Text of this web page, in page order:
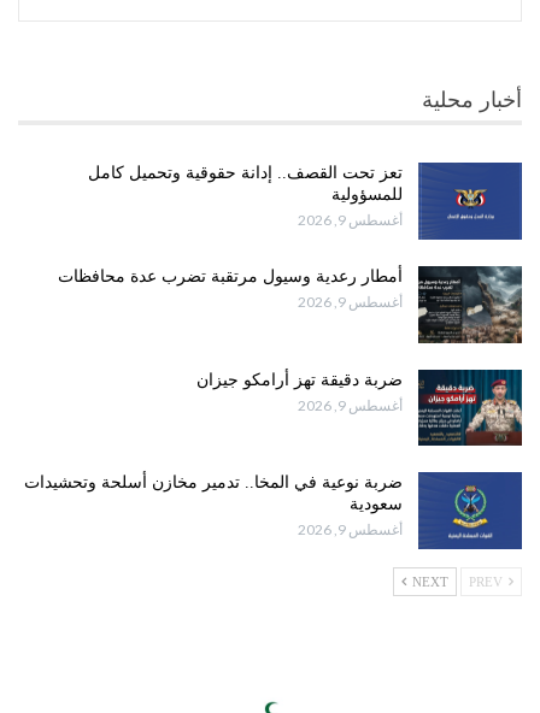
أخبار محلية
تعز تحت القصف.. إدانة حقوقية وتحميل كامل
للمسؤولية
أغسطس 9, 2026
أمطار رعدية وسيول مرتقبة تضرب عدة محافظات
أغسطس 9, 2026
ضربة دقيقة تهز أرامكو جيزان
أغسطس 9, 2026
ضربة نوعية في المخا.. تدمير مخازن أسلحة وتحشيدات
سعودية
أغسطس 9, 2026
NEXT